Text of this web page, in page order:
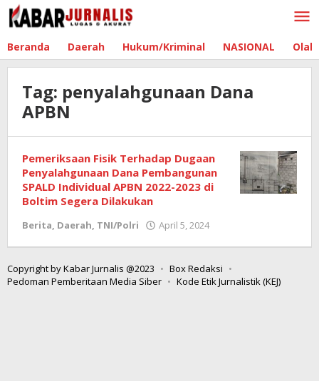
Lewati
ke
Beranda Daerah Hukum/Kriminal NASIONAL
Tag: penyalahgunaan Dana
APBN
Pemeriksaan Fisik Terhadap Dugaan
Penyalahgunaan Dana Pembangunan
SPALD Individual APBN 2022-2023 di
Boltim Segera Dilakukan
Berita, Daerah, TNI/Polri April 5, 2024
Copyright by Kabar Jurnalis @2023
Box Redaksi
Pedoman Pemberitaan Media Siber
Kode Etik Jurnalistik (KEJ)